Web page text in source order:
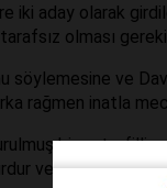
iki aday olarak
olması
söylemesine ve
rağmen inatla
bir çetrefilli
ve ilk fırsatta